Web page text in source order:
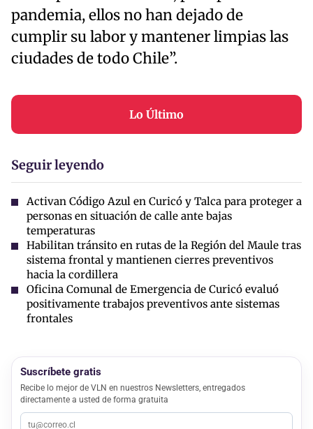
pandemia, ellos no han dejado de
cumplir su labor y mantener limpias las
ciudades de todo Chile”.
Lo Último
Seguir leyendo
Activan Código Azul en Curicó y Talca para proteger a
personas en situación de calle ante bajas
temperaturas
Habilitan tránsito en rutas de la Región del Maule tras
sistema frontal y mantienen cierres preventivos
hacia la cordillera
Oficina Comunal de Emergencia de Curicó evaluó
positivamente trabajos preventivos ante sistemas
frontales
Suscríbete gratis
Recibe lo mejor de VLN en nuestros Newsletters, entregados
directamente a usted de forma gratuita